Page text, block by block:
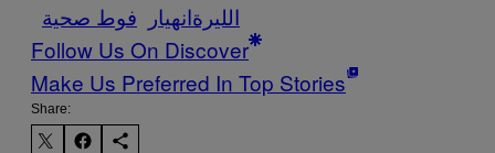
الليرةانهيار
فوط صحية
Follow Us On Discover
Make Us Preferred In Top Stories
Share: